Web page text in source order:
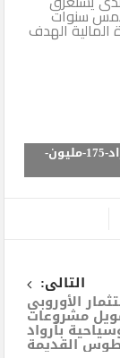
سنوات
المالية الهدف
حوار-المسلة->-فتحى-نور-فى-خاص-..نتوقع-ايراد-175-مليون-
التالى:
الأوروبي
مشروعات
بأرواد
القديمة